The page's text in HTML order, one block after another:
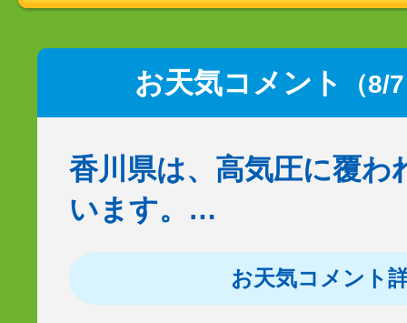
お天気コメント （8/
香川県は、高気圧に覆わ
います。…
お天気コメント